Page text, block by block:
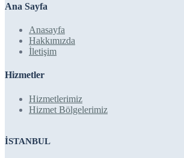
Ana Sayfa
Anasayfa
Hakkımızda
İletişim
Hizmetler
Hizmetlerimiz
Hizmet Bölgelerimiz
İSTANBUL